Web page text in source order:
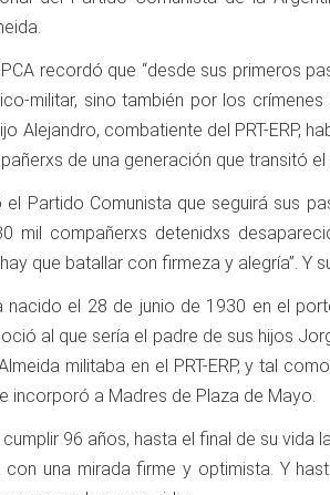
recordó que “desde sus primeros
militar, sino también por los
Alejandro, combatiente del PRT-ERP,
de una generación que transitó
el Partido Comunista que seguirá sus
mil compañerxs detenidxs
que batallar con firmeza y alegría”. Y
nacido el 28 de junio de 1930 en el
al que sería el padre de sus hijos
militaba en el PRT-ERP, y tal
incorporó a Madres de Plaza de Mayo.
96 años, hasta el final de su
con una mirada firme y optimista. Y